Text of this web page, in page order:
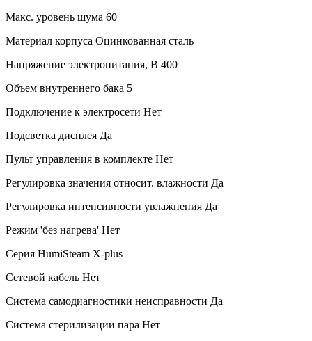
Макс. уровень шума 60
Материал корпуса Оцинкованная сталь
Напряжение электропитания, В 400
Объем внутреннего бака 5
Подключение к электросети Нет
Подсветка дисплея Да
Пульт управления в комплекте Нет
Регулировка значения относит. влажности Да
Регулировка интенсивности увлажнения Да
Режим 'без нагрева' Нет
Серия HumiSteam X-plus
Сетевой кабель Нет
Система самодиагностики неисправности Да
Система стерилизации пара Нет